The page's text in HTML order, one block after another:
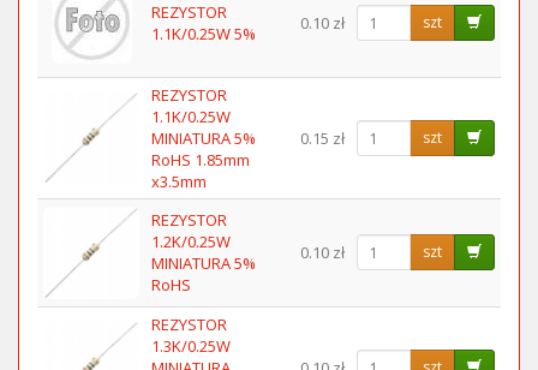
REZYSTOR
1.1K/0.25W 5%
0.10 zł szt
REZYSTOR
1.1K/0.25W
MINIATURA 5%
RoHS 1.85mm
x3.5mm
0.15 zł szt
REZYSTOR
1.2K/0.25W
MINIATURA 5%
RoHS
0.10 zł szt
REZYSTOR
1.3K/0.25W